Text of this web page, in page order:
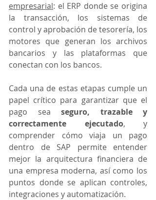
empresarial: el ERP donde se origina
la transacción, los sistemas de
control y aprobación de tesorería, los
motores que generan los archivos
bancarios y las plataformas que
conectan con los bancos.
Cada una de estas etapas cumple un
papel crítico para garantizar que el
pago sea seguro, trazable y
correctamente ejecutado, y
comprender cómo viaja un pago
dentro de SAP permite entender
mejor la arquitectura financiera de
una empresa moderna, así como los
puntos donde se aplican controles,
integraciones y automatización.